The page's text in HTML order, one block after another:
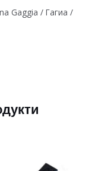
Gaggia / Гагиа /